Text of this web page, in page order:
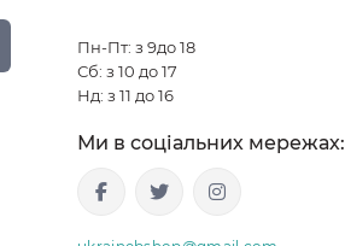
Пн-Пт: з 9до 18
Сб: з 10 до 17
Нд: з 11 до 16
Ми в соціальних мережах: